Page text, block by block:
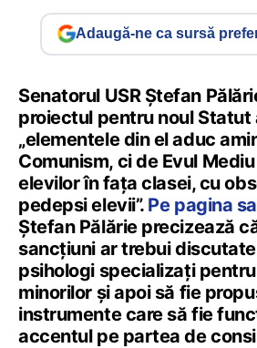
Adaugă-ne ca sursă
Senatorul USR Ștefan
proiectul pentru noul Statut
„elementele din el aduc
Comunism, ci de Evul
elevilor în fața clasei, cu
pedepsi elevii”. Pe pagina
Ștefan Pălărie precizează
sancțiuni ar trebui
psihologi specializați
minorilor și apoi să fie
instrumente care să fie
accentul pe partea de